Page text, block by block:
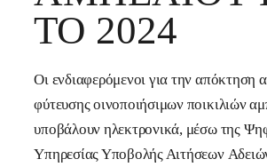
ΤΟ 2024
Οι ενδιαφερόμενοι για την απόκτηση
φύτευσης οινοποιήσιμων ποικιλιών
υποβάλουν ηλεκτρονικά, μέσω της
Υπηρεσίας Υποβολής Αιτήσεων